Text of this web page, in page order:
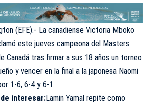
(EFE).- La canadiense Victoria Mboko
este jueves campeona del Masters
Canadá tras firmar a sus 18 años un torneo
y vencer en la final a la japonesa Naomi
1-6, 6-4 y 6-1.
interesar:Lamin Yamal repite como